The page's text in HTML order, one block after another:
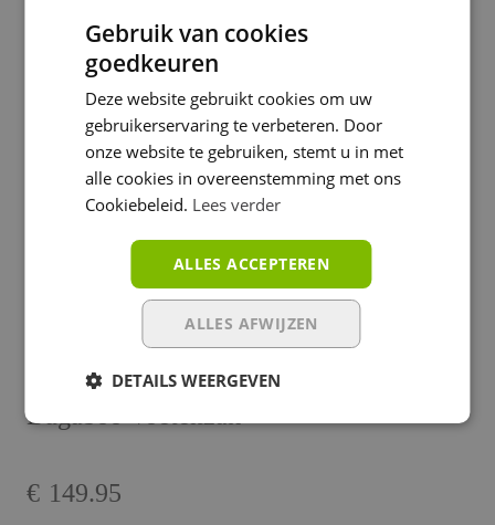
Bugaboo High Performance Voetenzak
Dune Taupe
199.95 Oorspronkelijke
prijs
was:
€199.95.
€ 149.95Huidige
prijs
€149.95.
Toevoegen aan winkelwagen
Bugaboo Voetenzak
€ 149.95
Gebruik van cookies
goedkeuren
Deze website gebruikt cookies om uw
gebruikerservaring te verbeteren. Door
onze website te gebruiken, stemt u in met
alle cookies in overeenstemming met ons
Cookiebeleid. Lees verder
ALLES ACCEPTEREN
ALLES AFWIJZEN
DETAILS WEERGEVEN